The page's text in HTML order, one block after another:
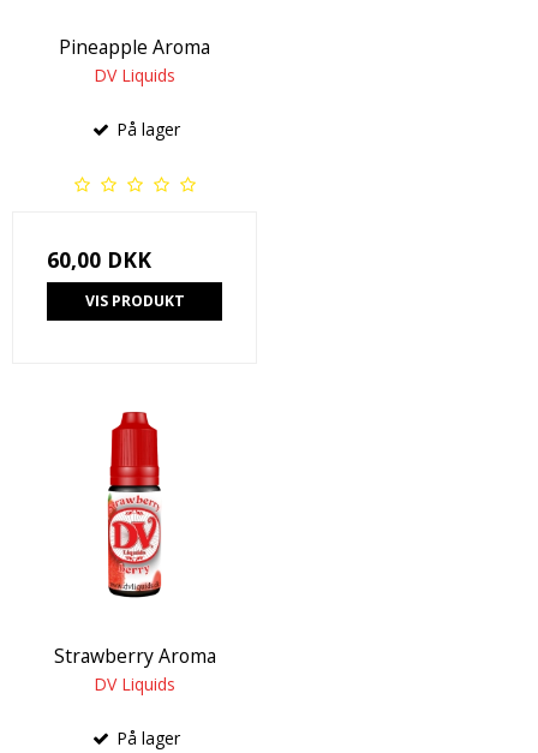
Pineapple Aroma
DV Liquids
På lager
60,00 DKK
VIS PRODUKT
Strawberry Aroma
DV Liquids
På lager